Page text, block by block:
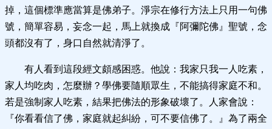
掉，這個標準應當算是佛弟子。淨宗在修行方法上只用一句佛
號，簡單容易，妄念一起，馬上就換成『阿彌陀佛』聖號，念
頭都沒有了，身口自然就清淨了。
有人看到這段經文頗感困惑。他說：我家只我一人吃素，
家人均吃肉，怎麼辦？學佛要隨順眾生，不能搞得家庭不和。
若是強制家人吃素，結果把佛法的形象破壞了。人家會說：
『你看看信了佛，家庭就起糾紛，可不要信佛了。』為了兩全